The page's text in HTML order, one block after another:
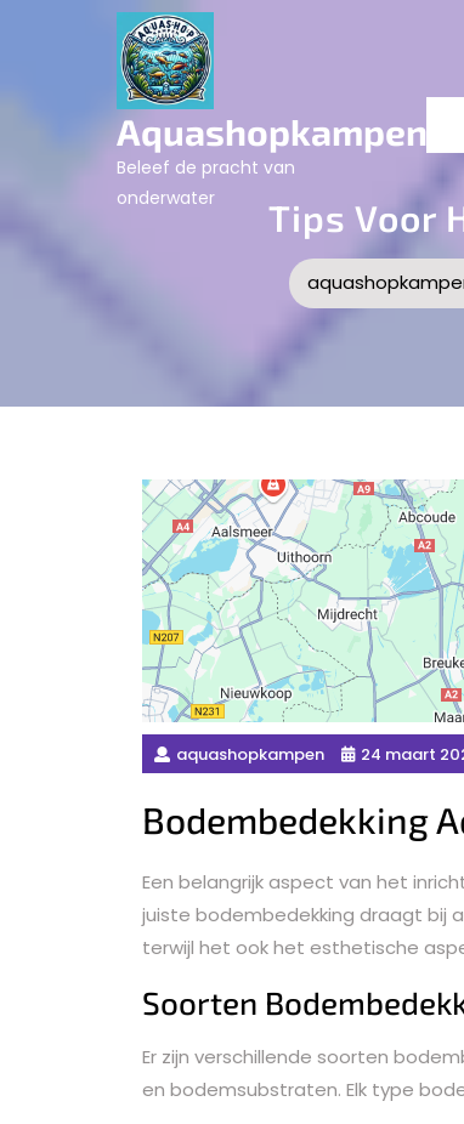
Aquashopkampen.nl
Beleef de pracht van
onderwater
Tips Voor
aquashopkampen 24 maart
Bodembedekking
Een belangrijk aspect van het
juiste bodembedekking draagt bij
terwijl het ook het esthetische
Soorten
Er zijn verschillende soorten
en bodemsubstraten. Elk type